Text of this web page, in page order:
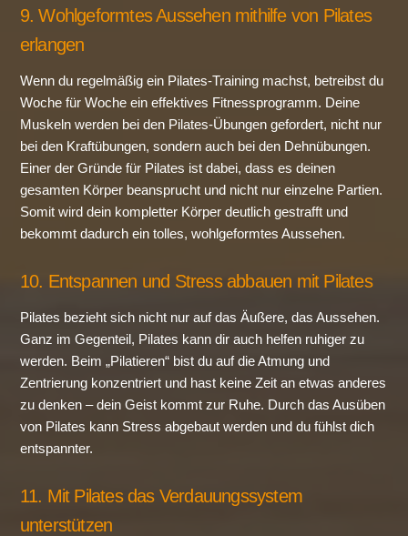
9. Wohlgeformtes Aussehen mithilfe von Pilates
erlangen
Wenn du regelmäßig ein Pilates-Training machst, betreibst du
Woche für Woche ein effektives Fitnessprogramm. Deine
Muskeln werden bei den Pilates-Übungen gefordert, nicht nur
bei den Kraftübungen, sondern auch bei den Dehnübungen.
Einer der Gründe für Pilates ist dabei, dass es deinen
gesamten Körper beansprucht und nicht nur einzelne Partien.
Somit wird dein kompletter Körper deutlich gestrafft und
bekommt dadurch ein tolles, wohlgeformtes Aussehen.
10. Entspannen und Stress abbauen mit Pilates
Pilates bezieht sich nicht nur auf das Äußere, das Aussehen.
Ganz im Gegenteil, Pilates kann dir auch helfen ruhiger zu
werden. Beim „Pilatieren“ bist du auf die Atmung und
Zentrierung konzentriert und hast keine Zeit an etwas anderes
zu denken – dein Geist kommt zur Ruhe. Durch das Ausüben
von Pilates kann Stress abgebaut werden und du fühlst dich
entspannter.
11. Mit Pilates das Verdauungssystem
unterstützen